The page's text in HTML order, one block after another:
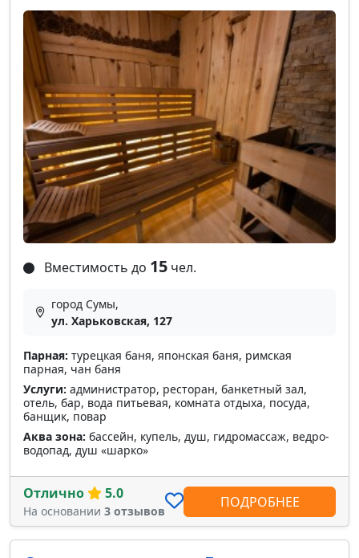
Вместимость до 15 чел.
город Сумы,
ул. Харьковская, 127
Парная: турецкая баня, японская баня, римская
парная, чан баня
Услуги: администратор, ресторан, банкетный зал,
отель, бар, вода питьевая, комната отдыха, посуда,
банщик, повар
Аква зона: бассейн, купель, душ, гидромассаж, ведро-
водопад, душ «шарко»
Отлично 5.0
На основании 3 отзывов
ПОДРОБНЕЕ